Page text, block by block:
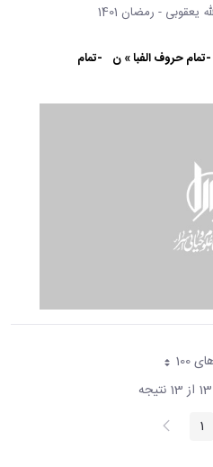
یعقوبی - رمضان 1401
-تمام حروف الفبا » ن -تمام
100
هر صفحه
صفحه1 صفحه
بعد